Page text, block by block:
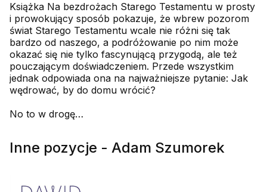
Książka Na bezdrożach Starego Testamentu w prosty
i prowokujący sposób pokazuje, że wbrew pozorom
świat Starego Testamentu wcale nie różni się tak
bardzo od naszego, a podróżowanie po nim może
okazać się nie tylko fascynującą przygodą, ale też
pouczającym doświadczeniem. Przede wszystkim
jednak odpowiada ona na najważniejsze pytanie: Jak
wędrować, by do domu wrócić?
No to w drogę…
Inne pozycje - Adam Szumorek